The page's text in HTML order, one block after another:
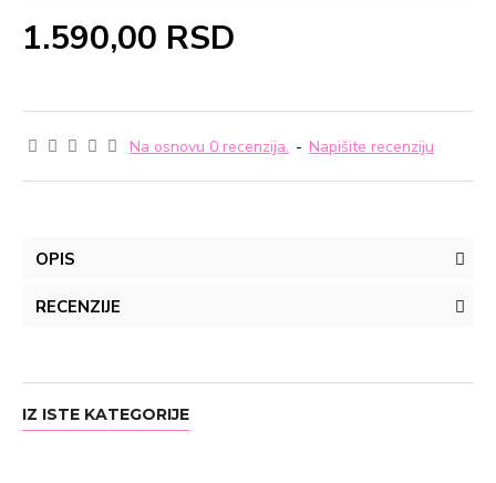
Na osnovu 0 recenzija. - Napišite recenziju
1.590,00 RSD
OPIS
RECENZIJE
IZ ISTE KATEGORIJE